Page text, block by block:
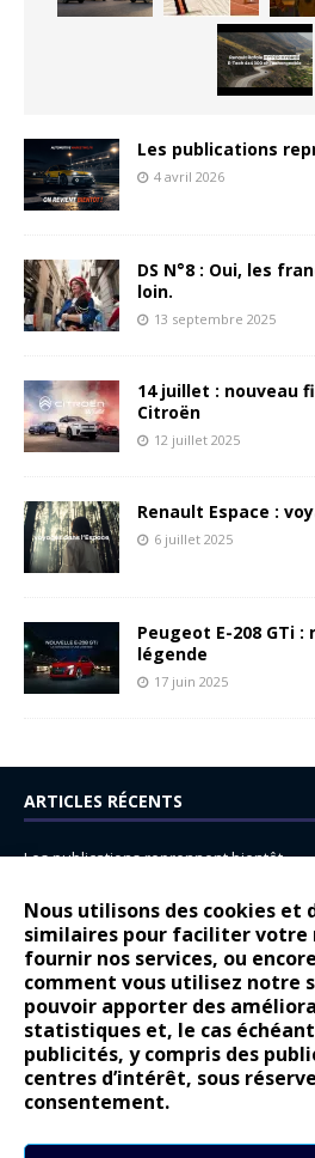
Nous utilisons des cookies et
similaires pour faciliter votre
fournir nos services, ou
comment vous utilisez notre
pouvoir apporter des
statistiques et, le cas
publicités, y compris des
centres d’intérêt, sous
consentement.
Les publications
4 avril 2026
DS N°8 : Oui, les
loin.
13 septembre 2025
14 juillet : nouveau
Citroën
12 juillet 2025
Renault Espace :
6 juillet 2025
Peugeot E-208 GTi :
légende
17 juin 2025
ARTICLES RÉCENTS
Les publications reprennent bientôt…
14 juillet : nouveau film de marque pour
Renault Espace : voyage, voyage…
Peugeot E-208 GTi : naissance d’une
COMMENTAIRES RÉCENTS
Bernard Dardartdans
Gilly